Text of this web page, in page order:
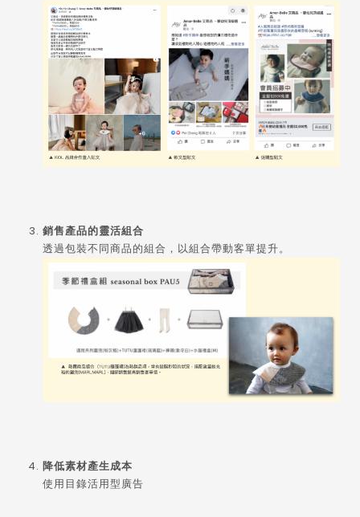
銷售產品的靈活組合
透過包裝不同商品的組合，以組合帶動客單提升。
降低素材產生成本
使用目錄活用型廣告